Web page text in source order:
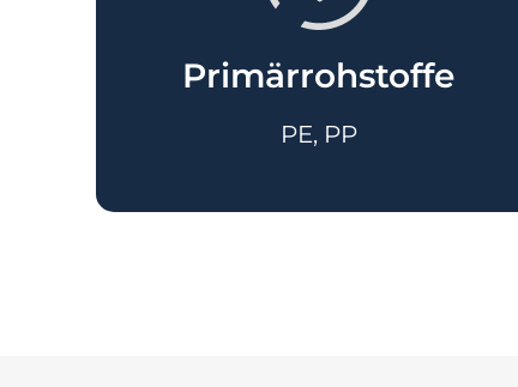
Primärrohstoffe
PE, PP